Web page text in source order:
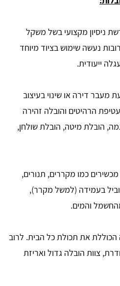
ניסיון מקצועי בשל משקל
נעשה שימוש בציוד מיוחד
ייעודית.
מעבר דירה או שינוי בעיצוב
הרהיטים והובלה זהירה
הובלת מיטה, הובלת שולחן,
כמו מקררים, תנורים,
בעמידה (למשל מקרר),
מהחשמל והמים.
את תכולת כל הבית. לרוב
צוות הובלה גדול ואריזת